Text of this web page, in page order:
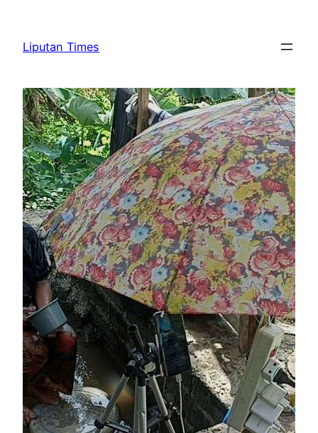
content
Liputan Times